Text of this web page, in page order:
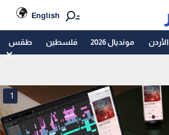
English
الأردن مونديال 2026 فلسطين طقس
1